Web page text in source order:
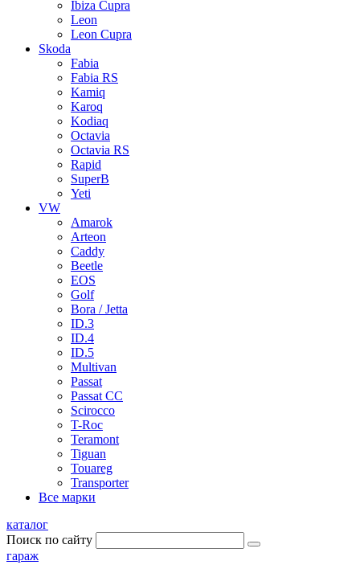
Ibiza Cupra
Leon
Leon Cupra
Skoda
Fabia
Fabia RS
Kamiq
Karoq
Kodiaq
Octavia
Octavia RS
Rapid
SuperB
Yeti
VW
Amarok
Arteon
Caddy
Beetle
EOS
Golf
Bora / Jetta
ID.3
ID.4
ID.5
Multivan
Passat
Passat CC
Scirocco
T-Roc
Teramont
Tiguan
Touareg
Transporter
Все марки
каталог
Поиск по сайту
гараж